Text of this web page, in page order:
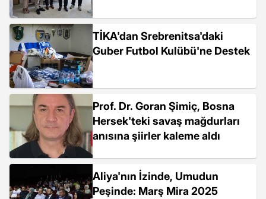
TİKA'dan Srebrenitsa'daki
Guber Futbol Kulübü'ne Destek
Prof. Dr. Goran Şimiç, Bosna
Hersek'teki savaş mağdurları
anısına şiirler kaleme aldı
Aliya'nın İzinde, Umudun
Peşinde: Marş Mira 2025